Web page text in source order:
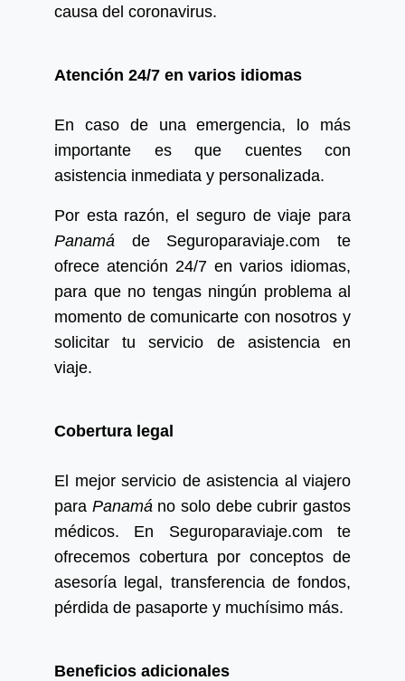
causa del coronavirus.
Atención 24/7 en varios idiomas
En caso de una emergencia, lo más
importante es que cuentes con
asistencia inmediata y personalizada.
Por esta razón, el seguro de viaje para
Panamá
de Seguroparaviaje.com te
ofrece atención 24/7 en varios idiomas,
para que no tengas ningún problema al
momento de comunicarte con nosotros y
solicitar tu servicio de asistencia en
viaje.
Cobertura legal
El mejor servicio de asistencia al viajero
para Panamá no solo debe cubrir gastos
médicos. En Seguroparaviaje.com te
ofrecemos cobertura por conceptos de
asesoría legal, transferencia de fondos,
pérdida de pasaporte y muchísimo más.
Beneficios adicionales